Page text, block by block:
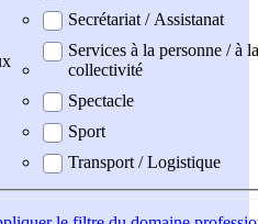
Secrétariat / Assistanat
Services à la personne / à la
collectivité
Spectacle
Sport
Transport / Logistique